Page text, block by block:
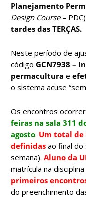
Planejamento
Design Course–
tardes das TERÇAS.
Neste período de
códigoGCN7938 –
permacultura e
o sistema acuse
Os encontros
feiras na sala 311
agosto. Um total de
definidas ao final do
semana).Aluno da
matrícula na disciplina
primeiros
do preenchimento